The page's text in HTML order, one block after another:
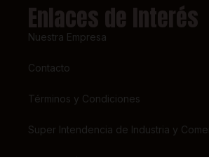
Enlaces de Interés
Nuestra Empresa
Contacto
Términos y Condiciones
Super Intendencia de Industria y